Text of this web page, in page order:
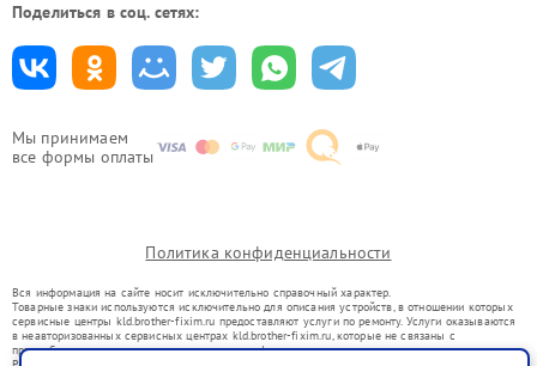
Мы принимаем
все формы оплаты
Поделиться в соц. сетях:
Политика конфиденциальности
Вся информация на сайте носит исключительно справочный характер.
Товарные знаки используются исключительно для описания устройств, в отношении которых
сервисные центры kld.brother-fixim.ru предоставляют услуги по ремонту. Услуги оказываются
в неавторизованных сервисных центрах kld.brother-fixim.ru, которые не связаны с
правообладателями товарных знаков или их официальными представителями.